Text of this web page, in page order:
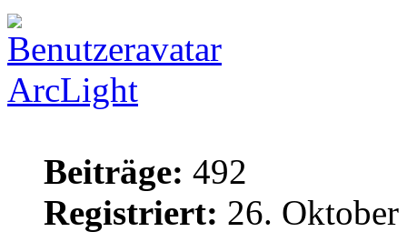
ArcLight
Beiträge: 492
Registriert: 26.